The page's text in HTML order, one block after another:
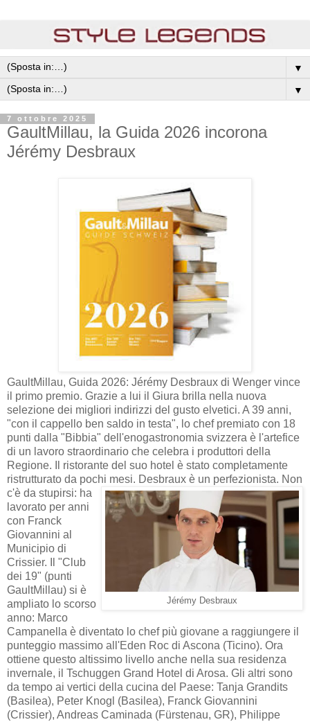
▼
▼
7 ottobre 2025
GaultMillau, la Guida 2026 incorona
Jérémy Desbraux
GaultMillau, Guida 2026: Jérémy Desbraux di Wenger vince
il primo premio. Grazie a lui il Giura brilla nella nuova
selezione dei migliori indirizzi del gusto elvetici. A 39 anni,
"con il cappello ben saldo in testa", lo chef premiato con 18
punti dalla "Bibbia" dell'enogastronomia svizzera è l'artefice
di un lavoro straordinario che celebra i produttori della
Regione. Il ristorante del suo hotel è stato completamente
ristrutturato da pochi mesi.
Jérémy Desbraux
Desbraux è un perfezionista. Non
c'è da stupirsi: ha
lavorato per anni
con Franck
Giovannini al
Municipio di
Crissier. Il "Club
dei 19" (punti
GaultMillau) si è
ampliato lo scorso
anno: Marco
Campanella è diventato lo chef più giovane a raggiungere il
punteggio massimo all'Eden Roc di Ascona (Ticino). Ora
ottiene questo altissimo livello anche nella sua residenza
invernale, il Tschuggen Grand Hotel di Arosa. Gli altri sono
da tempo ai vertici della cucina del Paese: Tanja Grandits
(Basilea), Peter Knogl (Basilea), Franck Giovannini
(Crissier), Andreas Caminada (Fürstenau, GR), Philippe